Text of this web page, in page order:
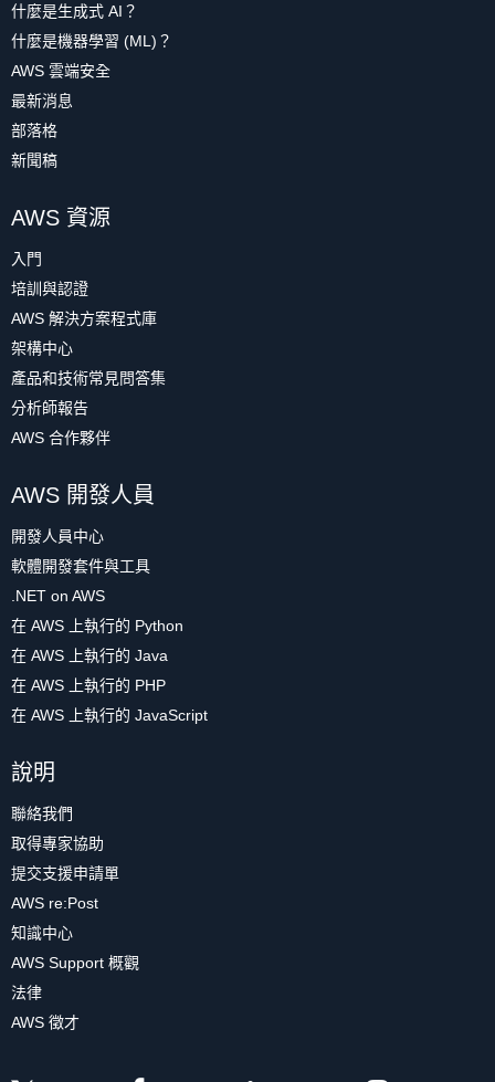
什麼是生成式 AI？
什麼是機器學習 (ML)？
AWS 雲端安全
最新消息
部落格
新聞稿
AWS 資源
入門
培訓與認證
AWS 解決方案程式庫
架構中心
產品和技術常見問答集
分析師報告
AWS 合作夥伴
AWS 開發人員
開發人員中心
軟體開發套件與工具
.NET on AWS
在 AWS 上執行的 Python
在 AWS 上執行的 Java
在 AWS 上執行的 PHP
在 AWS 上執行的 JavaScript
說明
聯絡我們
取得專家協助
提交支援申請單
AWS re:Post
知識中心
AWS Support 概觀
法律
AWS 徵才